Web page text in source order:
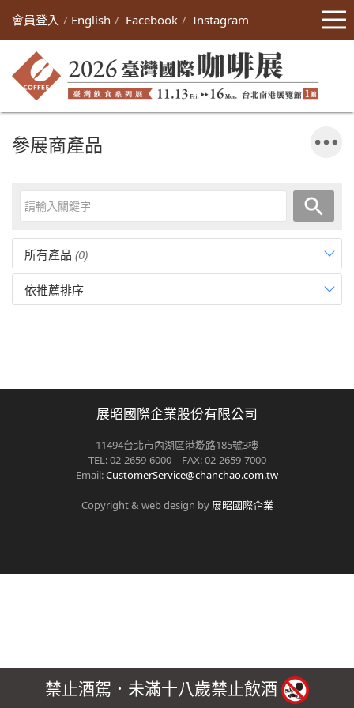
會員登入 English Facebook Instagram
參展商產品
所有產品 (0)
依推薦排序
展昭國際企業股份有限公司
11494台北市內湖區港墘路185號3樓
TEL: 02-2659-6000 FAX: 02-2659-7000
Email:CustomerService@chanchao.com.tw
Copyright & web design by 展昭國際企業
禁止酒駕．未滿十八歲禁止飲酒